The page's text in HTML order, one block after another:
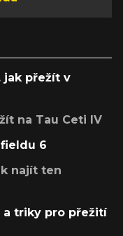
jak přežít v
na Tau Ceti IV
6
najít ten
a triky pro přežití